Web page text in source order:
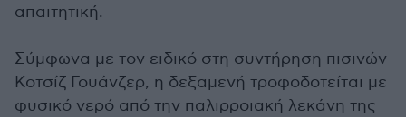
απαιτητική.
Σύμφωνα με τον ειδικό στη συντήρηση πισινών
Κοτσίζ Γουάνζερ, η δεξαμενή τροφοδοτείται με
φυσικό νερό από την παλιρροιακή λεκάνη της